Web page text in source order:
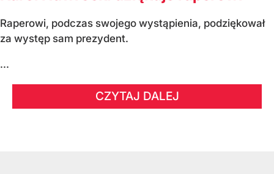
Raperowi, podczas swojego wystąpienia, podziękował
za występ sam prezydent.
...
CZYTAJ DALEJ